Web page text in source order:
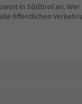
in Südtirol an.
öffentlichen